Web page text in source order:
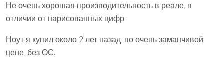
Не очень хорошая производительность в реале, в
отличии от нарисованных цифр.
Ноут я купил около 2 лет назад, по очень заманчивой
цене, без ОС.